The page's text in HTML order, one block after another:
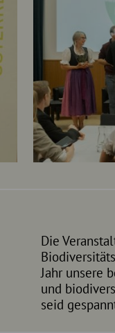
Die
Jahr unsere
und
seid